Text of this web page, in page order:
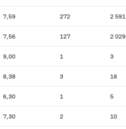
7,59 272 2 591
7,56 127 2 029
9,00 1 3
8,38 3 18
6,30 1 5
7,30 2 10